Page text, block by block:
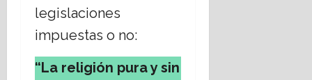
legislaciones
impuestas o no:
“La religión pura y sin